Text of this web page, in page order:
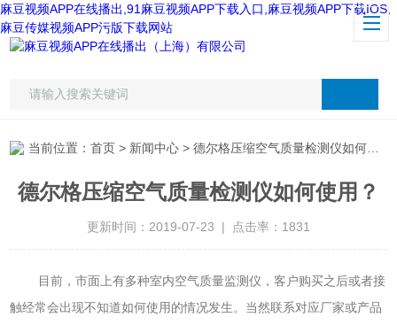
麻豆视频APP在线播出,91麻豆视频APP下载入口,麻豆视频APP下载IOS,
麻豆传媒视频APP污版下载网站
当前位置：首页 > 新闻中心 > 德尔格压缩空气质量检测仪如何使用？
德尔格压缩空气质量检测仪如何使用？
更新时间：2019-07-23 | 点击率：1831
目前，市面上有多种室内空气质量监测仪，客户购买之后或者接
触经常会出现不知道如何使用的情况发生。当然联系对应厂家或产品